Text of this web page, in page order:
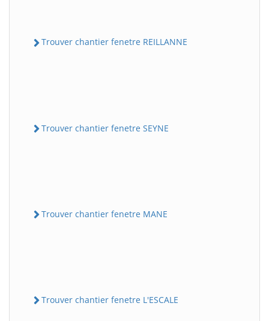
Trouver chantier fenetre REILLANNE
Trouver chantier fenetre SEYNE
Trouver chantier fenetre MANE
Trouver chantier fenetre L'ESCALE